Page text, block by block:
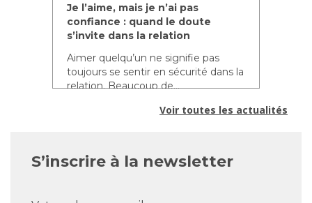
Je l’aime, mais je n’ai pas
confiance : quand le doute
s’invite dans la relation
Aimer quelqu’un ne signifie pas
toujours se sentir en sécurité dans la
relation. Beaucoup de...
Voir toutes les actualités
S’inscrire à la newsletter